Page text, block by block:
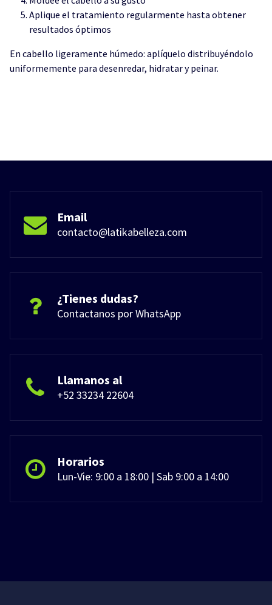
Aplique el tratamiento regularmente hasta obtener
resultados óptimos
En cabello ligeramente húmedo: aplíquelo distribuyéndolo
uniformemente para desenredar, hidratar y peinar.
Email
contacto@latikabelleza.com
¿Tienes dudas?
Contactanos por WhatsApp
Llamanos al
+52 33234 22604
Horarios
Lun-Vie: 9:00 a 18:00 | Sab 9:00 a 14:00